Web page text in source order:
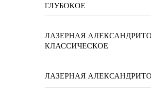
ГЛУБОКОЕ
ЛАЗЕРНАЯ
КЛАССИЧЕСКОЕ
ЛАЗЕРНАЯ